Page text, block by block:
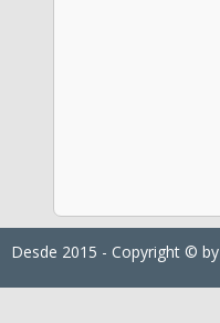
Desde 2015 - Copyright © by